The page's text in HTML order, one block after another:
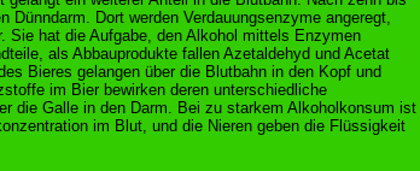
Dort werden Verdauungsenzyme angeregt,
Sie hat die Aufgabe, den Alkohol mittels Enzymen
als Abbauprodukte fallen Azetaldehyd und Acetat
Bieres gelangen über die Blutbahn in den Kopf und
im Bier bewirken deren unterschiedliche
die Galle in den Darm. Bei zu starkem Alkoholkonsum ist
im Blut, und die Nieren geben die Flüssigkeit